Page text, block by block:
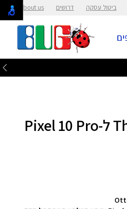
ביטול עסקה דרושים About us
חיפוי שחור לנייד Thin Flex Series Pixelsnap ל-Pixel 10 Pro